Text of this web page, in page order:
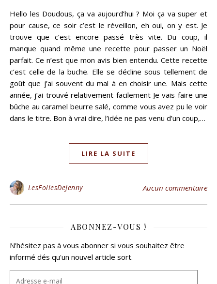
Hello les Doudous, ça va aujourd’hui ? Moi ça va super et
pour cause, ce soir c’est le réveillon, eh oui, on y est. Je
trouve que c’est encore passé très vite. Du coup, il
manque quand même une recette pour passer un Noël
parfait. Ce n’est que mon avis bien entendu. Cette recette
c’est celle de la buche. Elle se décline sous tellement de
goût que j’ai souvent du mal à en choisir une. Mais cette
année, j’ai trouvé relativement facilement Je vais faire une
bûche au caramel beurre salé, comme vous avez pu le voir
dans le titre. Bon à vrai dire, l’idée ne pas venu d’un coup,…
LIRE LA SUITE
LesFoliesDeJenny Aucun commentaire
ABONNEZ-VOUS !
N'hésitez pas à vous abonner si vous souhaitez être
informé dés qu'un nouvel article sort.